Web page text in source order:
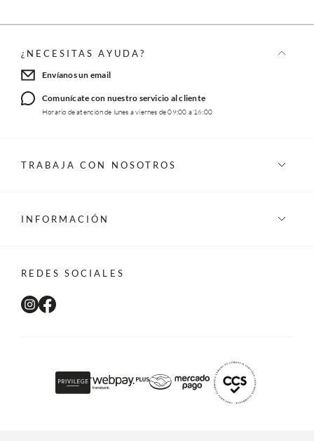
¿NECESITAS AYUDA?
Envíanos un email
Comunícate con nuestro servicio al cliente
Horario de atención de lunes a viernes de 09:00 a 16:00
TRABAJA CON NOSOTROS
INFORMACIÓN
REDES SOCIALES